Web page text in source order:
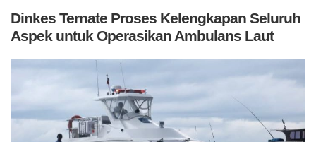
Dinkes Ternate Proses Kelengkapan Seluruh
Aspek untuk Operasikan Ambulans Laut